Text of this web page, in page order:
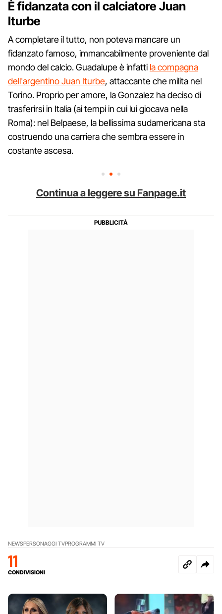
È fidanzata con il calciatore Juan
Iturbe
A completare il tutto, non poteva mancare un
fidanzato famoso, immancabilmente proveniente dal
mondo del calcio. Guadalupe è infatti la compagna
dell'argentino Juan Iturbe, attaccante che milita nel
Torino. Proprio per amore, la Gonzalez ha deciso di
trasferirsi in Italia (ai tempi in cui lui giocava nella
Roma): nel Belpaese, la bellissima sudamericana sta
costruendo una carriera che sembra essere in
costante ascesa.
Continua a leggere su Fanpage.it
NEWSPERSONAGGI TVPROGRAMMI TV
11
CONDIVISIONI